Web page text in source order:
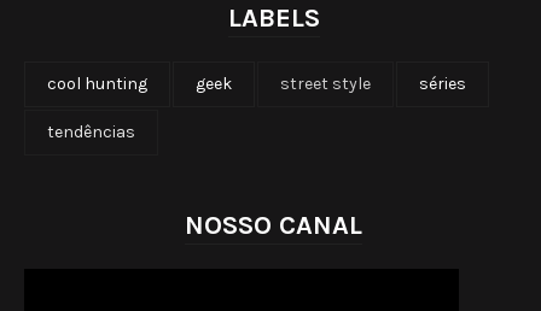
LABELS
cool hunting geek street style séries
tendências
NOSSO CANAL